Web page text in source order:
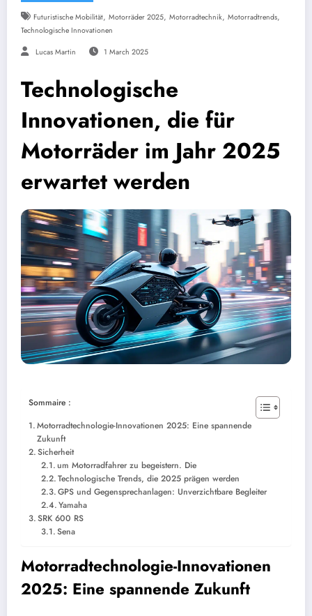
Futuristische Mobilität, Motorräder 2025, Motorradtechnik, Motorradtrends,
Technologische Innovationen
Lucas Martin 1 March 2025
Technologische
Innovationen, die für
Motorräder im Jahr 2025
erwartet werden
Sommaire :
Motorradtechnologie-Innovationen 2025: Eine spannende
Zukunft
Sicherheit
um Motorradfahrer zu begeistern. Die
Technologische Trends, die 2025 prägen werden
GPS und Gegensprechanlagen: Unverzichtbare Begleiter
Yamaha
SRK 600 RS
Sena
Motorradtechnologie-Innovationen
2025: Eine spannende Zukunft